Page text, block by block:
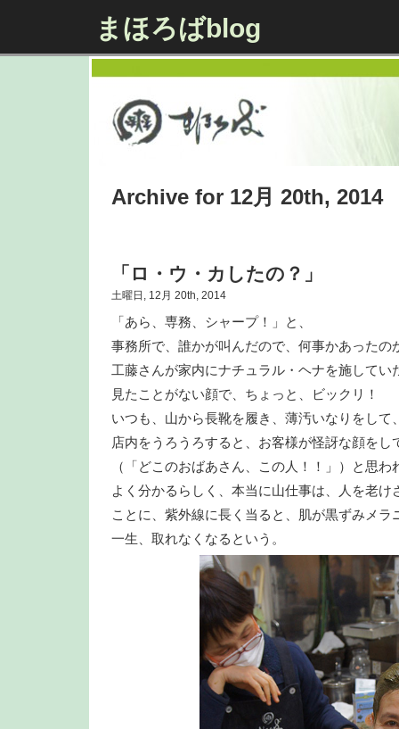
まほろばblog
Archive for 12月 20th, 2014
「ロ・ウ・カしたの？」
土曜日, 12月 20th, 2014
「あら、専務、シャープ！」と、
事務所で、誰かが叫んだので、何事かあったの
工藤さんが家内にナチュラル・ヘナを施してい
見たことがない顔で、ちょっと、ビックリ！
いつも、山から長靴を履き、薄汚いなりをして
店内をうろうろすると、お客様が怪訝な顔をし
（「どこのおばあさん、この人！！」）と思わ
よく分かるらしく、本当に山仕事は、人を老け
ことに、紫外線に長く当ると、肌が黒ずみメラ
一生、取れなくなるという。